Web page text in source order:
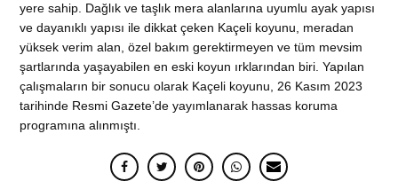
yere sahip. Dağlık ve taşlık mera alanlarına uyumlu ayak yapısı
ve dayanıklı yapısı ile dikkat çeken Kaçeli koyunu, meradan
yüksek verim alan, özel bakım gerektirmeyen ve tüm mevsim
şartlarında yaşayabilen en eski koyun ırklarından biri. Yapılan
çalışmaların bir sonucu olarak Kaçeli koyunu, 26 Kasım 2023
tarihinde Resmi Gazete’de yayımlanarak hassas koruma
programına alınmıştı.